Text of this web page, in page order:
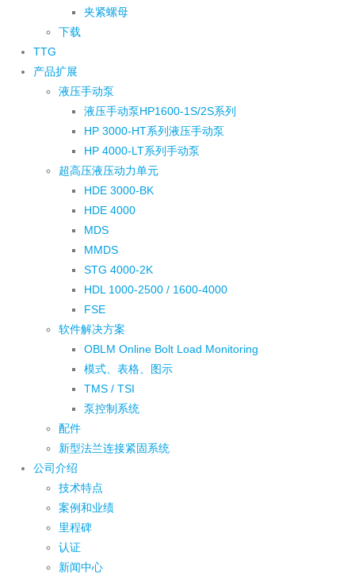
夹紧螺母
下载
TTG
产品扩展
液压手动泵
液压手动泵HP1600-1S/2S系列
HP 3000-HT系列液压手动泵
HP 4000-LT系列手动泵
超高压液压动力单元
HDE 3000-BK
HDE 4000
MDS
MMDS
STG 4000-2K
HDL 1000-2500 / 1600-4000
FSE
软件解决方案
OBLM Online Bolt Load Monitoring
模式、表格、图示
TMS / TSI
泵控制系统
配件
新型法兰连接紧固系统
公司介绍
技术特点
案例和业绩
里程碑
认证
新闻中心